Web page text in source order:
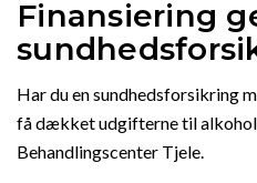
Finansiering
Har du en sundhedsforsikring
få dækket udgifterne til
Behandlingscenter Tjele.